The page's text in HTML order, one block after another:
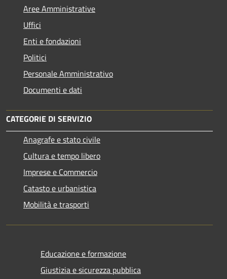
Aree Amministrative
Uffici
Enti e fondazioni
Politici
Personale Amministrativo
Documenti e dati
CATEGORIE DI SERVIZIO
Anagrafe e stato civile
Cultura e tempo libero
Imprese e Commercio
Catasto e urbanistica
Mobilità e trasporti
Educazione e formazione
Giustizia e sicurezza pubblica